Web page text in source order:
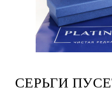
СЕРЬГИ